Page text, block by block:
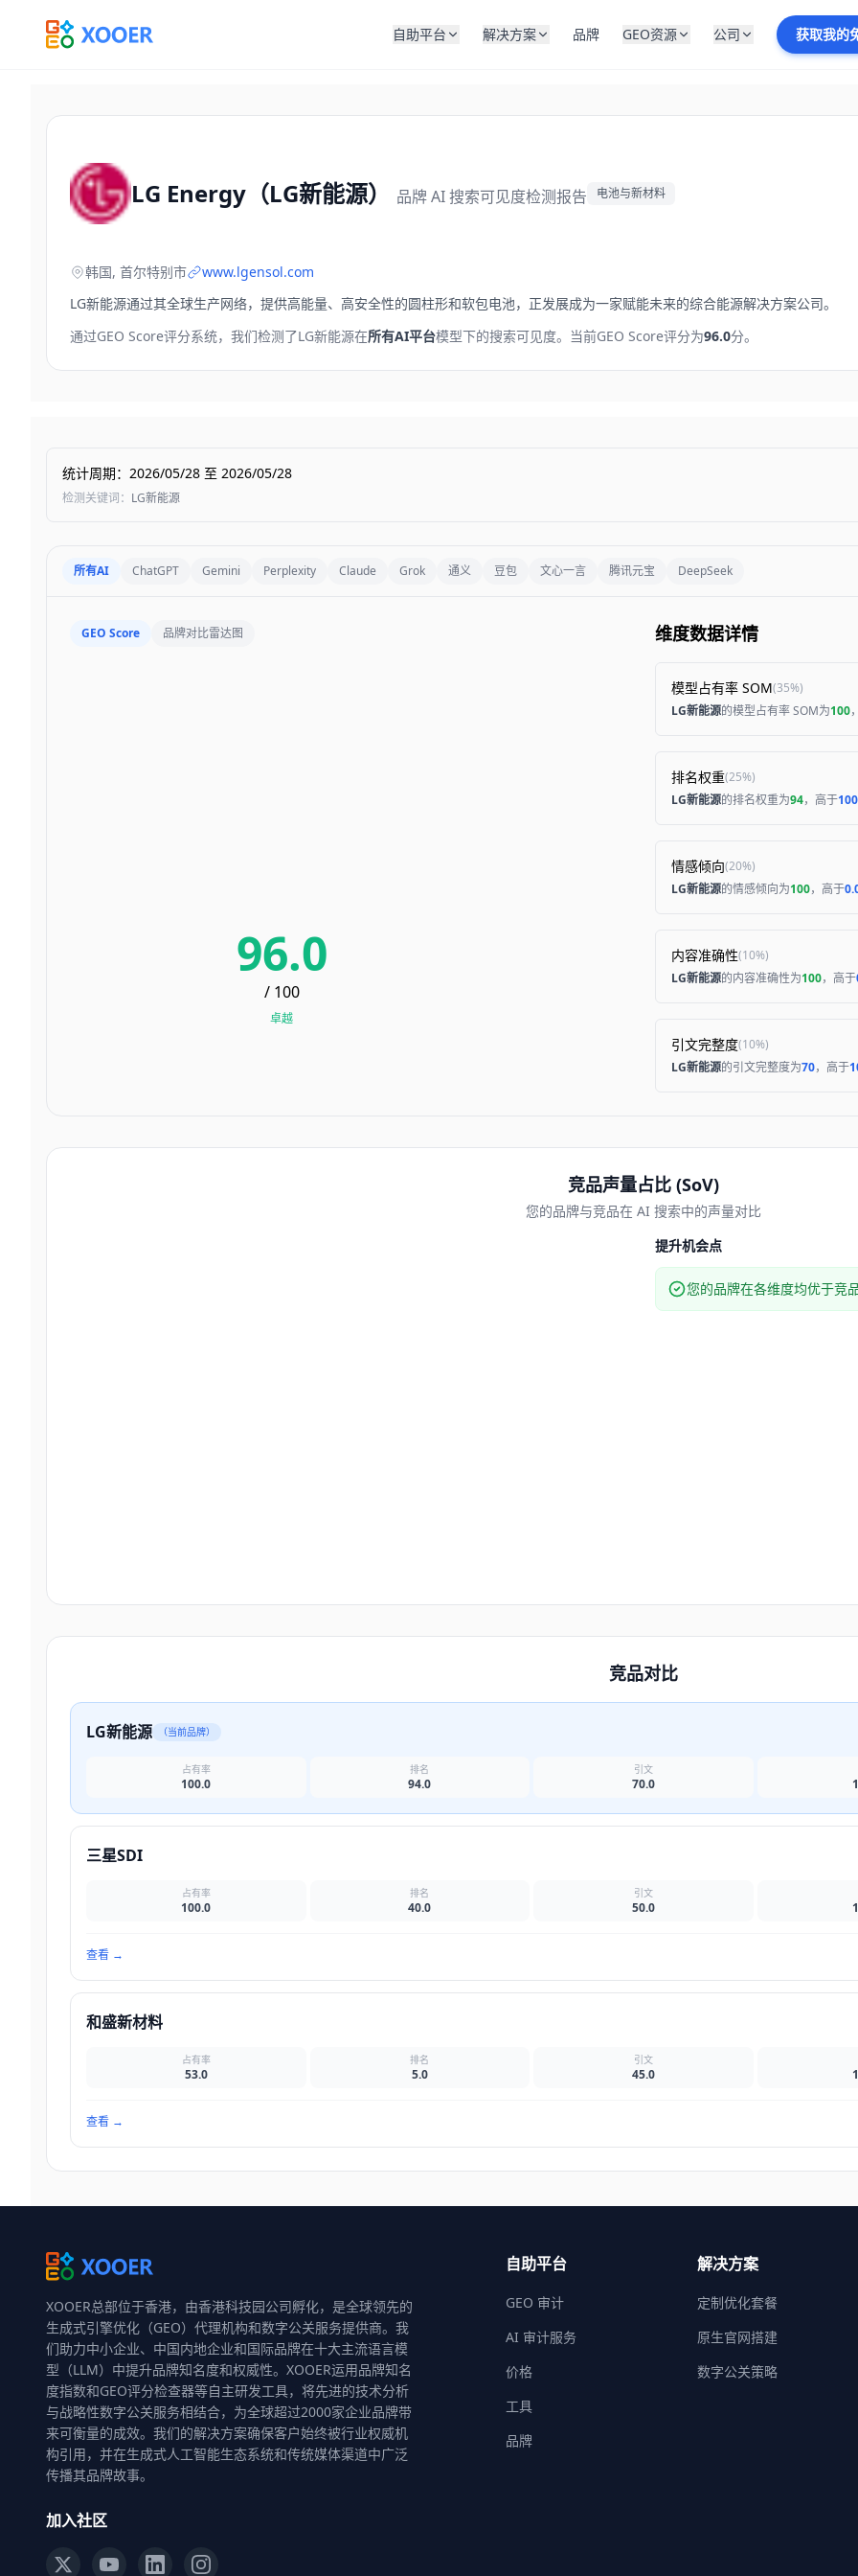
自助平台 解决方案 品牌 GEO资源 公司 获取我的
LG Energy（LG新能源） 品牌 AI 搜索可见度检测报告 电池与新材料
韩国, 首尔特别市
www.lgensol.com
LG新能源通过其全球生产网络，提供高能量、高安全性的圆柱形和软包电池，正发展成为一家赋能未来的综合能源解决方案公司。
通过GEO Score评分系统，我们检测了LG新能源在所有AI平台模型下的搜索可见度。 当前GEO Score评分为96.0分。
统计周期： 2026/05/28 至 2026/05/28
检测关键词： LG新能源
所有AI ChatGPT Gemini Perplexity Claude Grok 通义 豆包 文心一言 腾讯元宝 DeepSeek
GEO Score 品牌对比雷达图
96.0
/ 100
卓越
维度数据详情
模型占有率 SOM(35%)
LG新能源的模型占有率 SOM为100
排名权重(25%)
LG新能源的排名权重为94，高于
情感倾向(20%)
LG新能源的情感倾向为100，高于
内容准确性(10%)
LG新能源的内容准确性为100，高于
引文完整度(10%)
LG新能源的引文完整度为70，高于
竞品声量占比 (SoV)
您的品牌与竞品在 AI 搜索中的声量对比
提升机会点
您的品牌在各维度均优于竞
竞品对比
LG新能源 （当前品牌）
占有率
100.0
排名
94.0
引文
70.0
三星SDI
占有率
100.0
排名
40.0
引文
50.0
查看 →
和盛新材料
占有率
53.0
排名
5.0
引文
45.0
查看 →
XOOER总部位于香港，由香港科技园公司孵化，是全球领先的
生成式引擎优化（GEO）代理机构和数字公关服务提供商。我
们助力中小企业、中国内地企业和国际品牌在十大主流语言模
型（LLM）中提升品牌知名度和权威性。XOOER运用品牌知名
度指数和GEO评分检查器等自主研发工具，将先进的技术分析
与战略性数字公关服务相结合，为全球超过2000家企业品牌带
来可衡量的成效。我们的解决方案确保客户始终被行业权威机
构引用，并在生成式人工智能生态系统和传统媒体渠道中广泛
传播其品牌故事。
加入社区
自助平台
GEO 审计
AI 审计服务
价格
工具
品牌
解决方案
定制优化套餐
原生官网搭建
数字公关策略